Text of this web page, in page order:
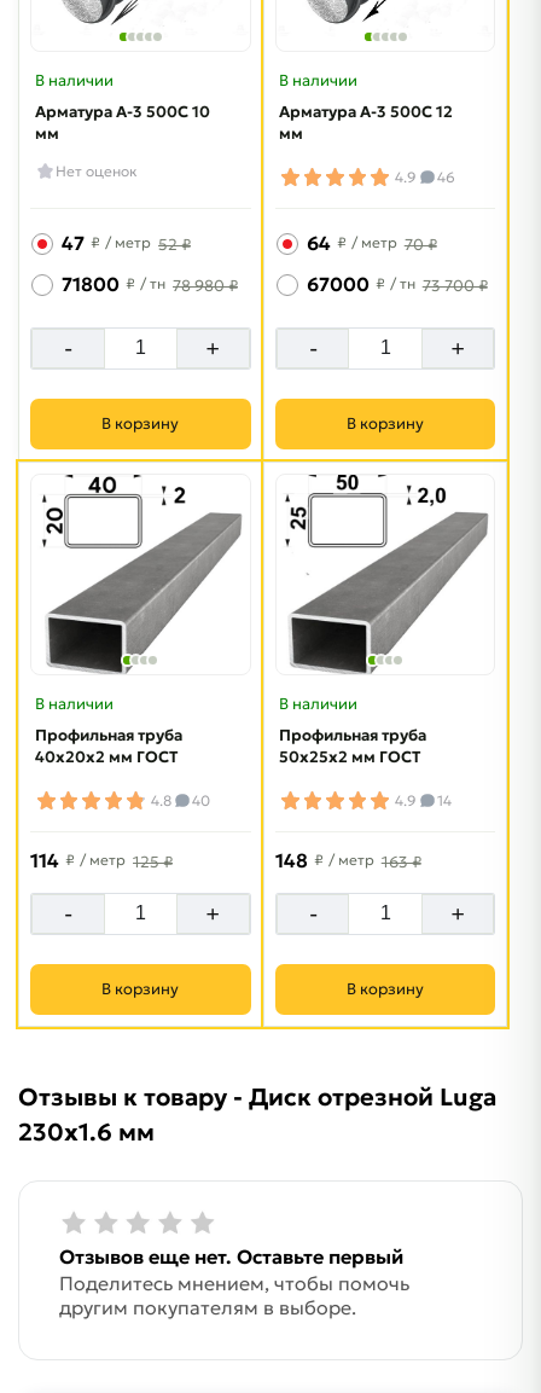
В наличии
Арматура A-3 500C 10
мм
Нет оценок
47 ₽ / метр 52 ₽
71800 ₽ / тн 78 980 ₽
- +
В корзину
В наличии
Арматура A-3 500C 12
мм
4.9 46
64 ₽ / метр 70 ₽
67000 ₽ / тн 73 700 ₽
- +
В корзину
В наличии
Профильная труба
40х20х2 мм ГОСТ
4.8 40
114 ₽ / метр 125 ₽
- +
В корзину
В наличии
Профильная труба
50х25х2 мм ГОСТ
4.9 14
148 ₽ / метр 163 ₽
- +
В корзину
Отзывы к товару - Диск отрезной Luga
230х1.6 мм
Отзывов еще нет. Оставьте первый
Поделитесь мнением, чтобы помочь
другим покупателям в выборе.